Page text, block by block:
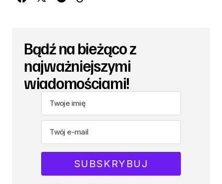
Bądź na bieżąco z
najważniejszymi
wiadomościami!